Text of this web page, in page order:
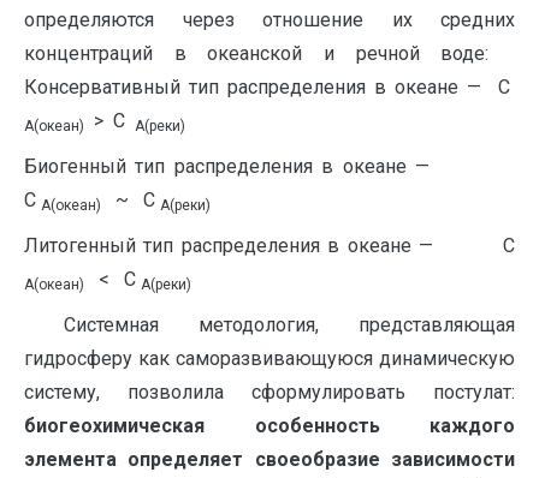
определяются через отношение их средних
концентраций в океанской и речной воде:
Консервативный тип распределения в океане — С
А(океан) > С А(реки)
Биогенный тип распределения в океане —
С А(океан) ~ С А(реки)
Литогенный тип распределения в океане — С
А(океан) < С А(реки)
Системная методология, представляющая
гидросферу как саморазвивающуюся динамическую
систему, позволила сформулировать постулат:
биогеохимическая особенность каждого
элемента определяет своеобразие зависимости